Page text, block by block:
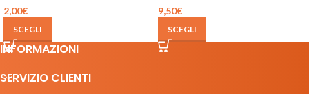
2,00€
SCEGLI
9,50€
SCEGLI
INFORMAZIONI
SERVIZIO CLIENTI